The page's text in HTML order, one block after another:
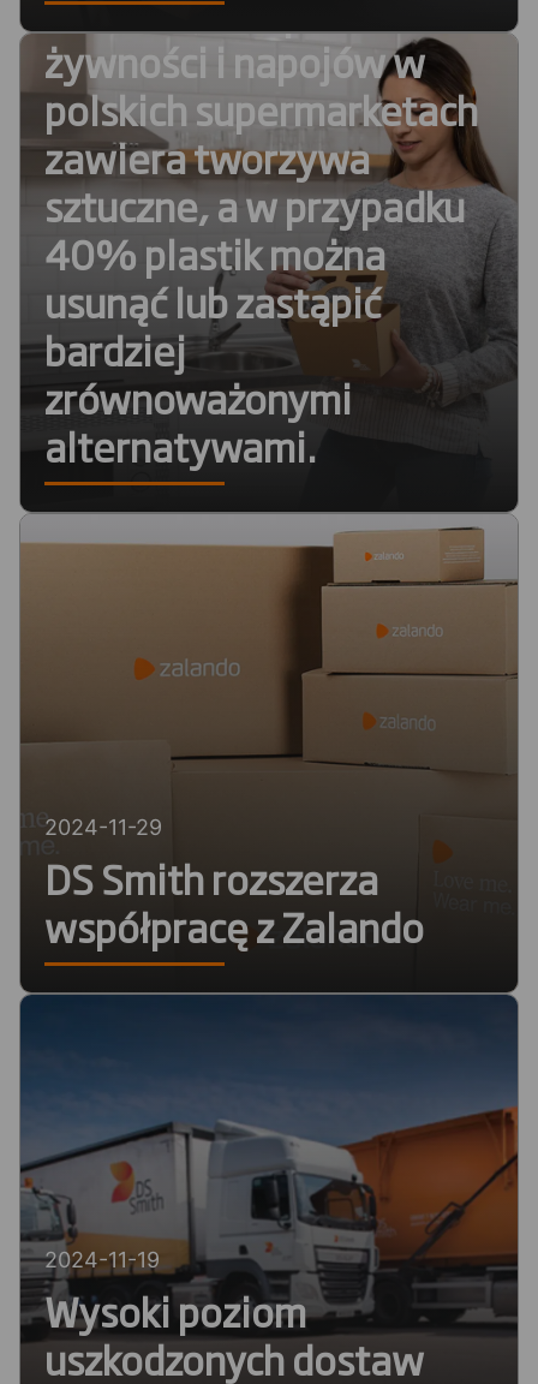
Ponad 60% opakowań
żywności i napojów w
polskich supermarketach
zawiera tworzywa
sztuczne, a w przypadku
40% plastik można
usunąć lub zastąpić
bardziej
zrównoważonymi
alternatywami.
2024-11-29
DS Smith rozszerza
współpracę z Zalando
2024-11-19
Wysoki poziom
uszkodzonych dostaw
2024-11-05
DS SMITH, GLOBALNY